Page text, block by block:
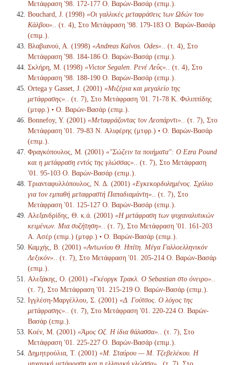
Μετάφραση '98. 172-177 Ο. Βαρών-Βασάρ (επιμ.).
Bouchard, J. (1998) «Οι γαλλικές μεταφράσεις των Ωδών του
Κάλβου».
. (τ. 4), Στο Μετάφραση '98. 179-183 Ο. Βαρών-Βασάρ
(επιμ.).
Βλαβιανού, Α. (1998) «Andreas Kalvos. Odes».
. (τ. 4), Στο
Μετάφραση '98. 184-186 Ο. Βαρών-Βασάρ (επιμ.).
Σκλήρη, Μ. (1998) «Victor Segalen. Ρενέ Λεΰς».
. (τ. 4), Στο
Μετάφραση '98. 188-190 Ο. Βαρών-Βασάρ (επιμ.).
Ortega y Gasset, J. (2001) «Μιζέρια και μεγαλείο της
μετάφρασης».
. (τ. 7), Στο Μετάφραση '01. 71-78 K. Φιλιππίδης
(μτφρ.) • Ο. Βαρών-Βασάρ (επιμ.).
Bonnefoy, Y. (2001) «Μεταφράζοντας τον Λεοπάρντι».
. (τ. 7), Στο
Μετάφραση '01. 79-83 N. Αλιφέρης (μτφρ.) • Ο. Βαρών-Βασάρ
(επιμ.).
Φραγκόπουλος, Μ. (2001) «"Σώζειν τα ποιήματα": Ο Ezra Pound
και η μετάφραση εντός της γλώσσας».
. (τ. 7), Στο Μετάφραση
'01. 95-103 Ο. Βαρών-Βασάρ (επιμ.).
Τριανταφυλλόπουλος, Ν. Δ. (2001) «Εγκεκορδυλημένος. Σχόλιο
για τον εμπαθή μεταφραστή Παπαδιαμάντη».
. (τ. 7), Στο
Μετάφραση '01. 125-127 Ο. Βαρών-Βασάρ (επιμ.).
Αλεξανδρίδης, Θ. κ.ά. (2001) «Η μετάφραση των ψυχαναλυτικών
κειμένων. Μια συζήτηση».
. (τ. 7), Στο Μετάφραση '01. 161-203
Α. Ασέρ (επιμ.) (μτφρ.) • Ο. Βαρών-Βασάρ (επιμ.).
Καμχής, Β. (2001) «Αντωνίου Θ. Ηπίτη. Μέγα Γαλλοελληνικόν
Λεξικόν».
. (τ. 7), Στο Μετάφραση '01. 205-214 Ο. Βαρών-Βασάρ
(επιμ.).
Αλεξάκης, Ο. (2001) «Γκέοργκ Τρακλ. Ο Sebastian στο όνειρο».
(τ. 7), Στο Μετάφραση '01. 215-219 Ο. Βαρών-Βασάρ (επιμ.).
Ιγγλέση-Μαργέλλου, Σ. (2001) «Δ. Γούτσος. Ο λόγος της
μετάφρασης».
. (τ. 7), Στο Μετάφραση '01. 220-224 Ο. Βαρών-
Βασάρ (επιμ.).
Κοέν, Μ. (2001) «Άμος Οζ. Η ίδια θάλασσα».
. (τ. 7), Στο
Μετάφραση '01. 225-227 Ο. Βαρών-Βασάρ (επιμ.).
Δημητρούλια, Τ. (2001) «Μ. Σταύρου — Μ. Τζεβελέκου. Η